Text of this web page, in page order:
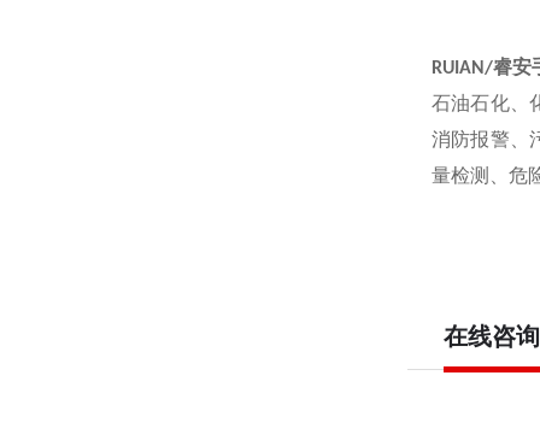
RUIAN/睿安
石油石化、
消防报警、
量检测、危
在线咨询